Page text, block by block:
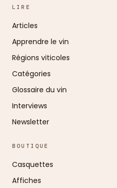
LIRE
Articles
Apprendre le vin
Régions viticoles
Catégories
Glossaire du vin
Interviews
Newsletter
BOUTIQUE
Casquettes
Affiches